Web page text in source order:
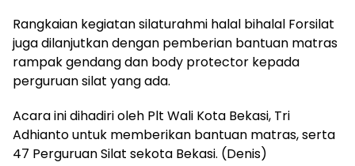
Rangkaian kegiatan silaturahmi halal bihalal Forsilat
juga dilanjutkan dengan pemberian bantuan matras
rampak gendang dan body protector kepada
perguruan silat yang ada.
Acara ini dihadiri oleh Plt Wali Kota Bekasi, Tri
Adhianto untuk memberikan bantuan matras, serta
47 Perguruan Silat sekota Bekasi. (Denis)